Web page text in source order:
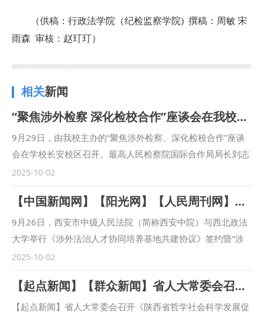
（供稿： 行政法学院（纪检监察学院) 撰稿：周敏 宋
雨森 审核：赵玎玎）
相关新闻
“聚焦涉外检察 深化检校合作”座谈会在我校召开
9月29日，由我校主办的“聚焦涉外检察、深化检校合作”座谈
会在学校长安校区召开。最高人民检察院国际合作局局长刘志
远，陕西省人民检察院十一检察部主任李向锋，西安市人民检
察院教育培训处负责人陈文龙，西安市长安区人民检察院副检
察长王蕾等出席会议。我校校长范九利出席会议并致辞，副校
长马朝琦主持会议。 范九利表示，涉外检察工作是国家涉外
法治工作的重要方面，近年来，学校与各级检察机关深化交
流，不断拓展合作领域、合作范围，围绕中国检察学自主知识
体系构建、检察课题研究、检校人才互派交流、学生实习实训
等方面开展了卓有成效的合作。在最高人民检察院国际合作局
指导下，我校成立的“涉外刑事法治与国别检察司法研究中
2025-10-02
【中国新闻网】【阳光网】【人民周刊网】【今日头条】【起点新闻】【三秦都市报】西安市中级人民法院与西北政法大学联合建立涉外法治人才协同培养基地
9月26日，西安市中级人民法院（简称西安中院）与西北政法
大学举行《涉外法治人才协同培养基地共建协议》签约暨“涉
外法治人才协同培养基地”揭牌仪式。西安中院党组书记、院
长赵雷，西北政法大学党委副书记、校长范九利出席会议并致
辞，共同为“涉外法治人才协同培养基地”揭牌。西安中院审判
委员会专职委员张曼慧与西北政法大学副校长张荣刚签署《涉
2025-10-02
【起点新闻】【群众新闻】省人大常委会召开《陕西省哲学社会科学发展促进条例》新闻发布会 我校副校长马朝琦接受采访
【起点新闻】省人大常委会召开《陕西省哲学社会科学发展促